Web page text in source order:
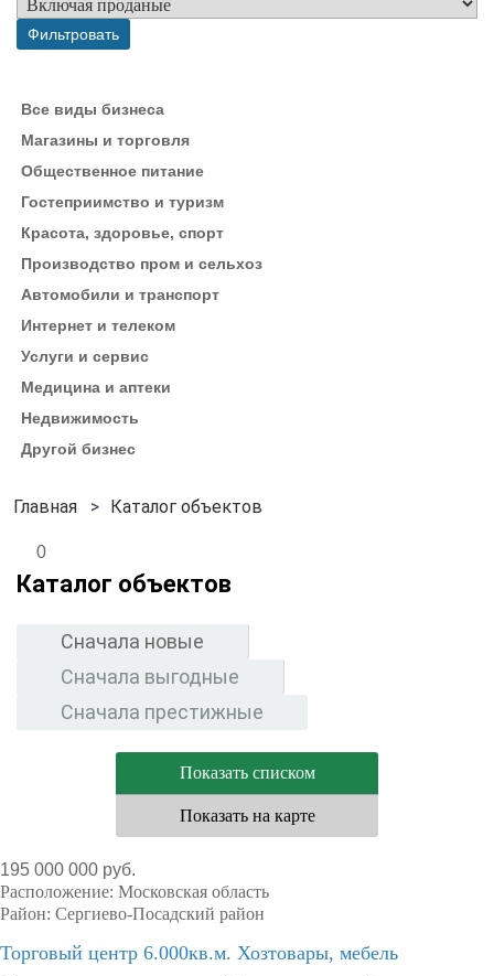
Все виды бизнеса
Магазины и торговля
Общественное питание
Гостеприимство и туризм
Красота, здоровье, спорт
Производство пром и сельхоз
Автомобили и транспорт
Интернет и телеком
Услуги и сервис
Медицина и аптеки
Недвижимость
Другой бизнес
Каталог объектов
0
Каталог объектов
Сначала новые
Сначала выгодные
Сначала престижные
Показать списком
Показать на карте
195 000 000 руб.
Расположение: Московская область
Район: Сергиево-Посадский район
Торговый центр 6.000кв.м. Хозтовары, мебель